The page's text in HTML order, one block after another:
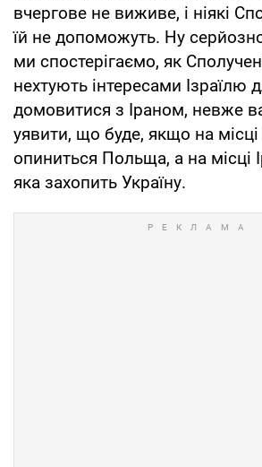
вчергове не виживе, і ніякі
їй не допоможуть. Ну
ми спостерігаємо, як
нехтують інтересами Ізраїлю
домовитися з Іраном, невже
уявити, що буде, якщо на місці
опиниться Польща, а на місці
яка захопить Україну.